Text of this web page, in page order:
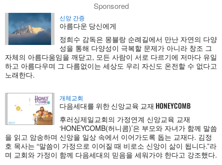
Sponsored
신앙 간증
아름다운 당신에게
정희수 감독은 몽블랑 순례길에서 만난 자연의 다양
성을 통해 다양성이 극복할 문제가 아니라 창조 그
자체의 아름다움임을 깨닫고, 모든 사람이 서로 다르기에 저마다 유일
하고 아름다우며 그 다름없이는 세상도 우리 자신도 온전할 수 없다고
노래한다.
개체교회
다음세대를 위한 신앙교육 교재 HONEYCOMB
후러싱제일교회의 가정연계 신앙교육 교재
‘HONEYCOMB(허니콤)’은 부모와 자녀가 함께 말씀
을 읽고 암송하며 신앙을 일상 속에서 이어가도록 돕는 교재다. 김정
호 목사는 “말씀이 가정으로 이어질 때 비로소 신앙이 삶이 됩니다.”라
며 교회와 가정이 함께 다음세대의 믿음을 세워가야 한다고 강조했다.